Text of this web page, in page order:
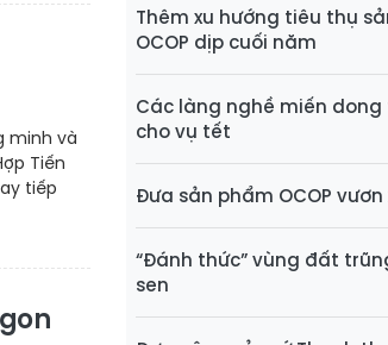
minh và
Tiến
tiếp
Thêm xu hướng tiêu thụ
OCOP dịp cuối năm
Các làng nghề miến
cho vụ tết
Đưa sản phẩm OCOP vươn
“Đánh thức” vùng đất
sen